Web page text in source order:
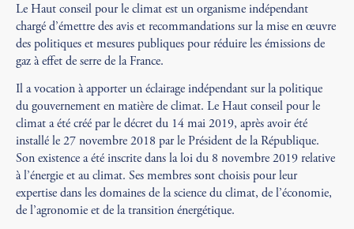
Le Haut conseil pour le climat est un organisme indépendant
chargé d’émettre des avis et recommandations sur la mise en œuvre
des politiques et mesures publiques pour réduire les émissions de
gaz à effet de serre de la France.
Il a vocation à apporter un éclairage indépendant sur la politique
du gouvernement en matière de climat. Le Haut conseil pour le
climat a été créé par le décret du 14 mai 2019, après avoir été
installé le 27 novembre 2018 par le Président de la République.
Son existence a été inscrite dans la loi du 8 novembre 2019 relative
à l’énergie et au climat. Ses membres sont choisis pour leur
expertise dans les domaines de la science du climat, de l’économie,
de l’agronomie et de la transition énergétique.